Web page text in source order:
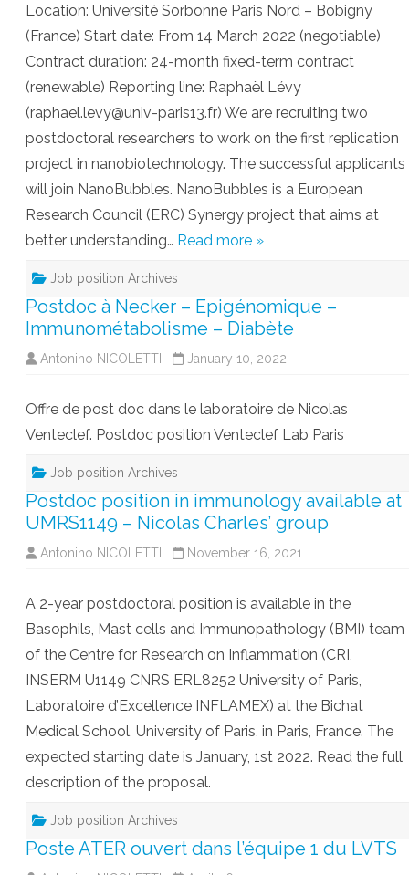
Location: Université Sorbonne Paris Nord – Bobigny
(France) Start date: From 14 March 2022 (negotiable)
Contract duration: 24-month fixed-term contract
(renewable) Reporting line: Raphaël Lévy
(raphael.levy@univ-paris13.fr) We are recruiting two
postdoctoral researchers to work on the first replication
project in nanobiotechnology. The successful applicants
will join NanoBubbles. NanoBubbles is a European
Research Council (ERC) Synergy project that aims at
better understanding… Read more »
Job position Archives
Postdoc à Necker – Epigénomique –
Immunométabolisme – Diabète
Antonino NICOLETTI January 10, 2022
Offre de post doc dans le laboratoire de Nicolas
Venteclef. Postdoc position Venteclef Lab Paris
Job position Archives
Postdoc position in immunology available at
UMRS1149 – Nicolas Charles’ group
Antonino NICOLETTI November 16, 2021
A 2-year postdoctoral position is available in the
Basophils, Mast cells and Immunopathology (BMI) team
of the Centre for Research on Inflammation (CRI,
INSERM U1149 CNRS ERL8252 University of Paris,
Laboratoire d’Excellence INFLAMEX) at the Bichat
Medical School, University of Paris, in Paris, France. The
expected starting date is January, 1st 2022. Read the full
description of the proposal.
Job position Archives
Poste ATER ouvert dans l’équipe 1 du LVTS